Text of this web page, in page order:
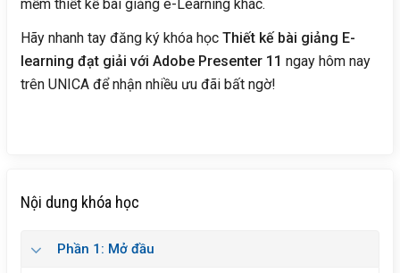
mềm thiết kế bài giảng e-Learning khác.
Hãy nhanh tay đăng ký khóa học Thiết kế bài giảng E-
learning đạt giải với Adobe Presenter 11 ngay hôm nay
trên UNICA để nhận nhiều ưu đãi bất ngờ!
Nội dung khóa học
Phần 1: Mở đầu